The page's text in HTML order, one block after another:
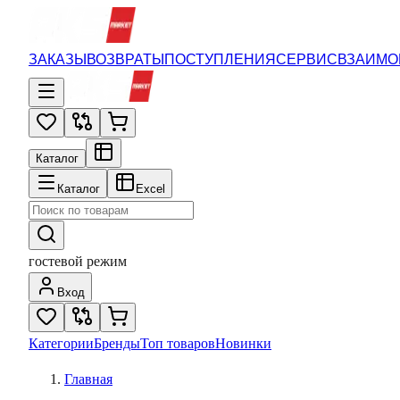
ЗАКАЗЫВОЗВРАТЫПОСТУПЛЕНИЯСЕРВИС
Каталог
Каталог Excel
гостевой режим
Вход
КатегорииБрендыТоп товаровНовинки
Главная